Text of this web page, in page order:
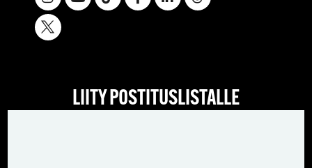
LIITY POSTITUSLISTALLE